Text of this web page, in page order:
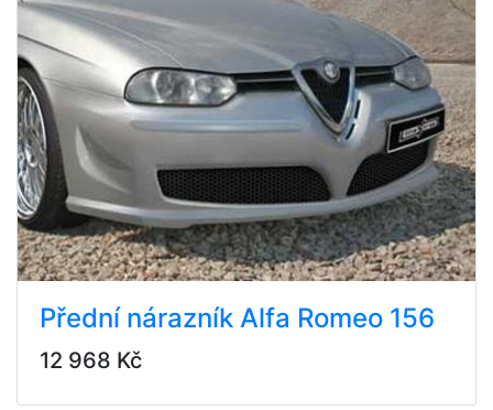
Přední nárazník Alfa Romeo 156
12 968 Kč